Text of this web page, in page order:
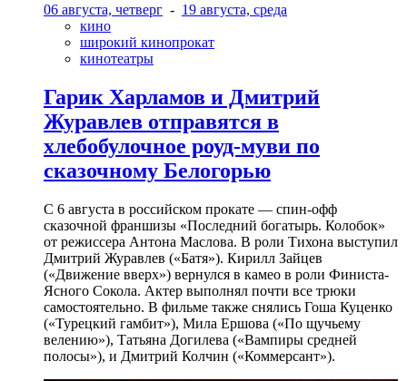
06 августа, четверг - 19 августа, среда
кино
широкий кинопрокат
кинотеатры
Гарик Харламов и Дмитрий
Журавлев отправятся в
хлебобулочное роуд-муви по
сказочному Белогорью
С 6 августа в российском прокате — спин-офф
сказочной франшизы «Последний богатырь. Колобок»
от режиссера Антона Маслова. В роли Тихона выступил
Дмитрий Журавлев («Батя»). Кирилл Зайцев
(«Движение вверх») вернулся в камео в роли Финиста-
Ясного Сокола. Актер выполнял почти все трюки
самостоятельно. В фильме также снялись Гоша Куценко
(«Турецкий гамбит»), Мила Ершова («По щучьему
велению»), Татьяна Догилева («Вампиры средней
полосы»), и Дмитрий Колчин («Коммерсант»).